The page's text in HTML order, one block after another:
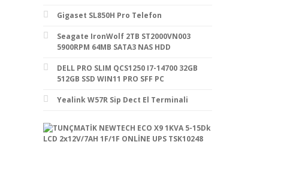
Gigaset SL850H Pro Telefon
Seagate IronWolf 2TB ST2000VN003
5900RPM 64MB SATA3 NAS HDD
DELL PRO SLIM QCS1250 I7-14700 32GB
512GB SSD WIN11 PRO SFF PC
Yealink W57R Sip Dect El Terminali